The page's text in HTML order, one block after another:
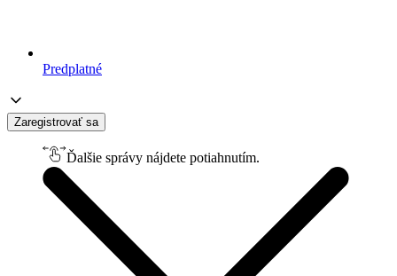
Predplatné
Zaregistrovať sa
Ďalšie správy nájdete potiahnutím.